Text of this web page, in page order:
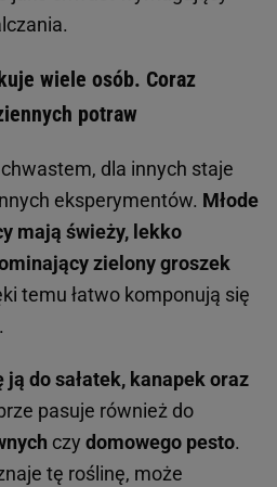
wiele osób. Coraz
potraw
dla innych staje
eksperymentów. Młode
mają świeży, lekko
zielony groszek
temu łatwo komponują się
do sałatek, kanapek oraz
pasuje również do
czy domowego pesto.
tę roślinę, może